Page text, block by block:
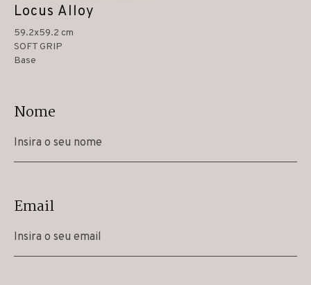
Locus Alloy
59.2x59.2 cm
SOFT GRIP
Base
Nome
Email